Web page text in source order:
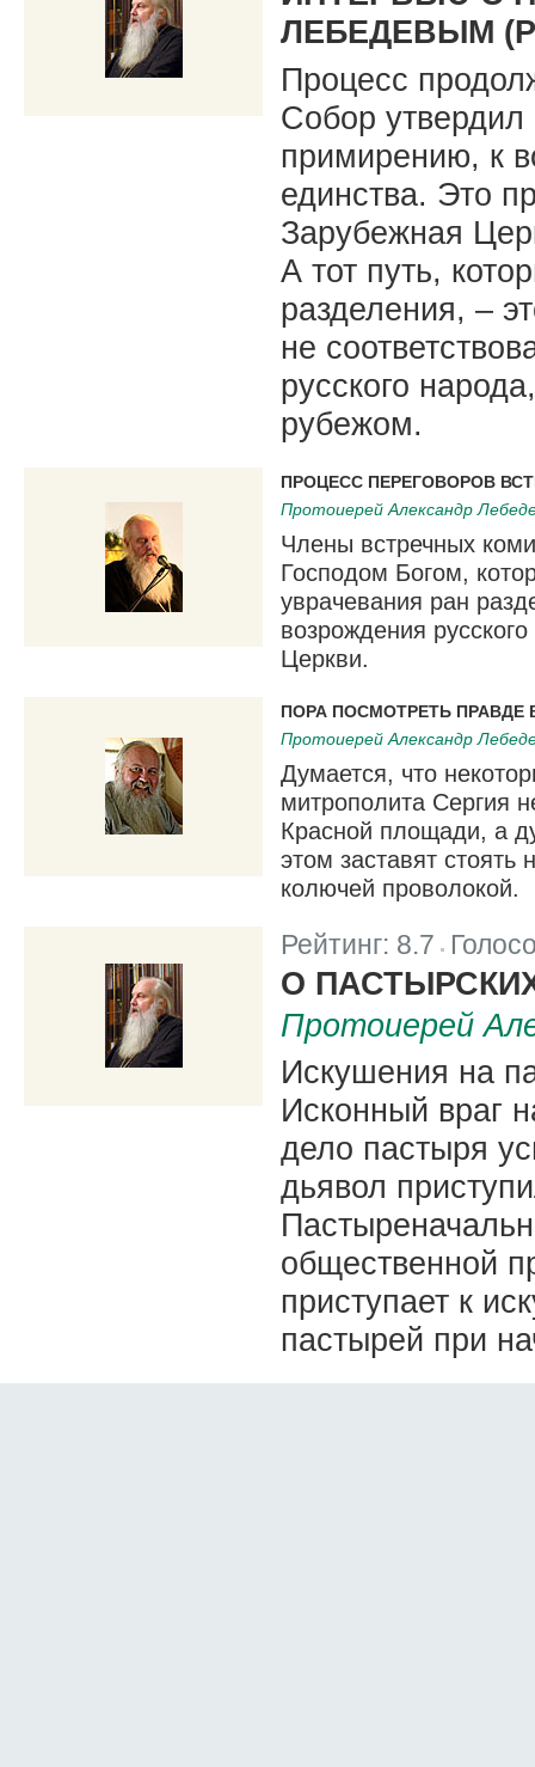
ЛЕБЕДЕВЫМ
Процесс
Собор
примирению, к
единства. Это
Зарубежная
А тот путь,
разделения, –
не
русского
рубежом.
ПРОЦЕСС ПЕРЕГОВОРОВ
Протоиерей Александр
Члены встречных
Господом Богом,
уврачевания ран
возрождения
Церкви.
ПОРА ПОСМОТРЕТЬ ПРАВДЕ
Протоиерей Александр
Думается, что
митрополита Сергия
Красной площади, а
этом заставят стоять
колючей проволокой.
Рейтинг: 8.7 |
О
Протоиерей
Искушения на
Исконный враг
дело пастыря
дьявол
общественной
приступает к
пастырей при